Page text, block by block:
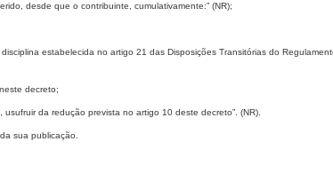
desde que o contribuinte, cumulativamente:” (NR);
estabelecida no artigo 21 das Disposições Transitórias do
decreto;
da redução prevista no artigo 10 deste decreto”. (NR).
sua publicação.